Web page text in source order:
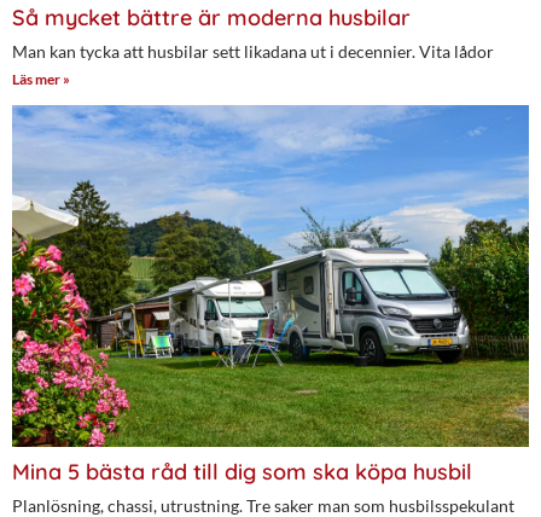
Så mycket bättre är moderna husbilar
Man kan tycka att husbilar sett likadana ut i decennier. Vita lådor
Läs mer »
Mina 5 bästa råd till dig som ska köpa husbil
Planlösning, chassi, utrustning. Tre saker man som husbilsspekulant